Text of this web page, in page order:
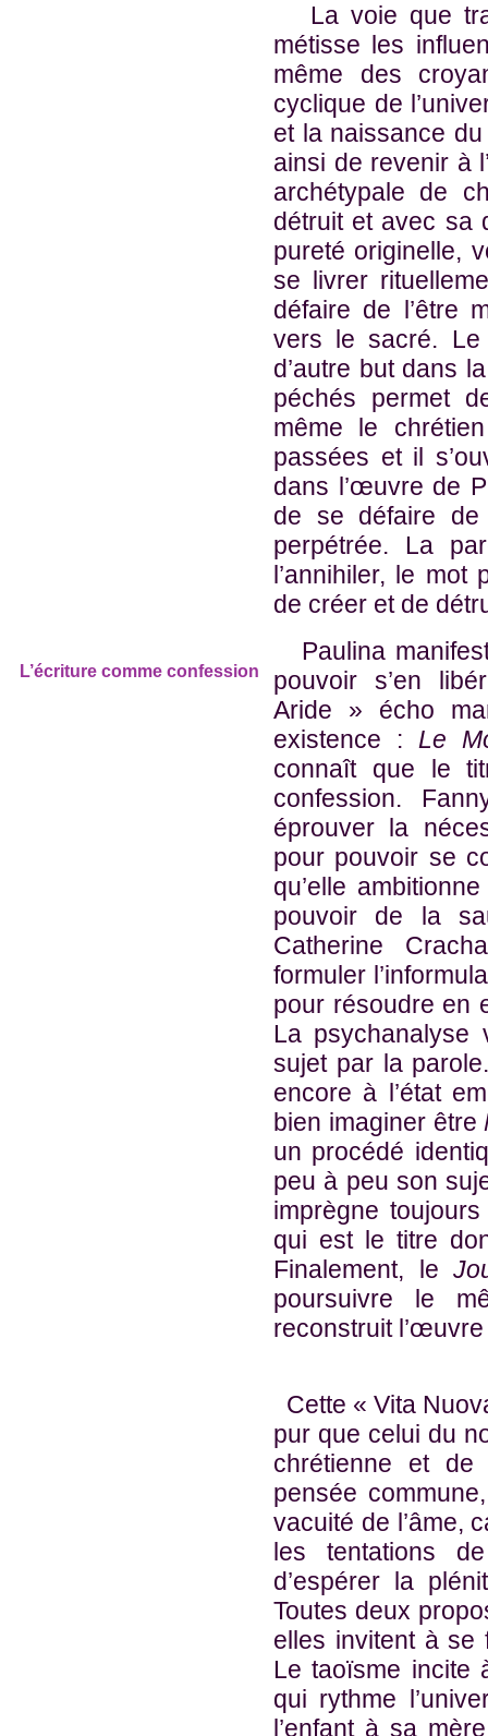
L’écriture comme confession
La voie que
métisse les
même des
cyclique de
et la naissance
ainsi de revenir à
archétypale de
détruit et avec sa
pureté originelle,
se livrer
défaire de l’être
vers le sacré. Le
d’autre but dans
péchés permet
même le
passées et il
dans l’œuvre de
de se défaire
perpétrée. La
l’annihiler, le mot
de créer et de
Paulina
pouvoir s’en
Aride » écho
existence : Le
connaît que le
confession.
éprouver la
pour pouvoir se
qu’elle
pouvoir de la
Catherine
formuler
pour résoudre en
La psychanalyse
sujet par la
encore à l’état
bien imaginer être
un procédé
peu à peu son
imprègne
qui est le titre
Finalement, le
poursuivre le
reconstruit
Cette «Vita
pur que celui du
chrétienne et de
pensée
vacuité de l’âme,
les tentations
d’espérer la
Toutes deux
elles invitent à se
Le taoïsme incite
qui rythme
l’enfant à sa